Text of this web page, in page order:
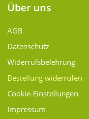
Über uns
AGB
Datenschutz
Widerrufsbelehrung
Bestellung widerrufen
Cookie-Einstellungen
Impressum